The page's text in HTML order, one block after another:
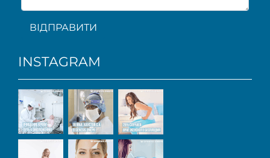
ВІДПРАВИТИ
INSTAGRAM